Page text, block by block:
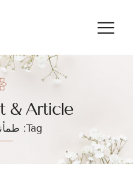
& Article
Tag: طمأنينة القلوب